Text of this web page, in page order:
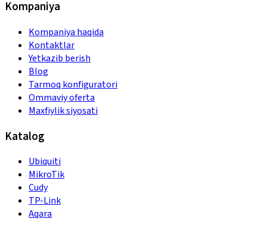
Kompaniya
Kompaniya haqida
Kontaktlar
Yetkazib berish
Blog
Tarmoq konfiguratori
Ommaviy oferta
Maxfiylik siyosati
Katalog
Ubiquiti
MikroTik
Cudy
TP-Link
Aqara